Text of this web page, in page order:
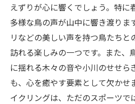
えずりが心に響くでしょう。特に
多様な鳥の声が山中に響き渡りま
リなどの美しい声を持つ鳥たちと
訪れる楽しみの一つです。また、
に揺れる木々の音や小川のせせら
も、心を癒やす要素として欠かせ
イクリングは、ただのスポーツで